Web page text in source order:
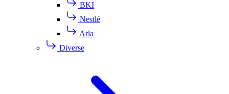
BKI
Nestlé
Arla
Diverse